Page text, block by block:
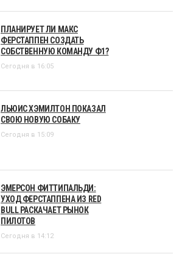
ПЛАНИРУЕТ ЛИ МАКС
ФЕРСТАППЕН СОЗДАТЬ
СОБСТВЕННУЮ КОМАНДУ Ф1?
Сегодня в 16:05
ЛЬЮИС ХЭМИЛТОН ПОКАЗАЛ
СВОЮ НОВУЮ СОБАКУ
Сегодня в 15:09
ЭМЕРСОН ФИТТИПАЛЬДИ:
УХОД ФЕРСТАППЕНА ИЗ RED
BULL РАСКАЧАЕТ РЫНОК
ПИЛОТОВ
Сегодня в 14:12